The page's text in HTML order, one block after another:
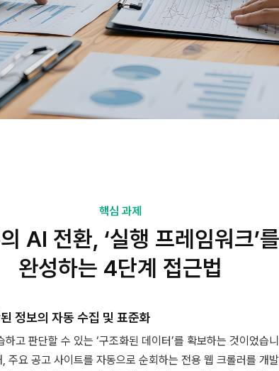
핵심 과제
AI 전환, ‘실행 프레임워크’를
완성하는 4단계 접근법
정보의 자동 수집 및 표준화
고 판단할 수 있는 ‘구조화된 데이터’를 확보하는 것이었습
주요 공고 사이트를 자동으로 순회하는 전용 웹 크롤러를 개